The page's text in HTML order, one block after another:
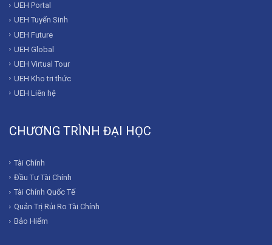
UEH Portal
UEH Tuyển Sinh
UEH Future
UEH Global
UEH Virtual Tour
UEH Kho tri thức
UEH Liên hệ
CHƯƠNG TRÌNH ĐẠI HỌC
Tài Chính
Đầu Tư Tài Chính
Tài Chính Quốc Tế
Quản Trị Rủi Ro Tài Chính
Bảo Hiểm